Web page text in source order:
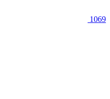
1069